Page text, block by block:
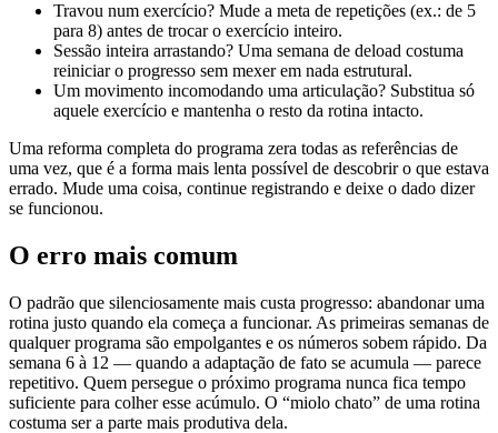
Travou num exercício? Mude a meta de repetições (ex.: de 5
para 8) antes de trocar o exercício inteiro.
Sessão inteira arrastando? Uma semana de deload costuma
reiniciar o progresso sem mexer em nada estrutural.
Um movimento incomodando uma articulação? Substitua só
aquele exercício e mantenha o resto da rotina intacto.
Uma reforma completa do programa zera todas as referências de
uma vez, que é a forma mais lenta possível de descobrir o que estava
errado. Mude uma coisa, continue registrando e deixe o dado dizer
se funcionou.
O erro mais comum
O padrão que silenciosamente mais custa progresso: abandonar uma
rotina justo quando ela começa a funcionar. As primeiras semanas de
qualquer programa são empolgantes e os números sobem rápido. Da
semana 6 à 12 — quando a adaptação de fato se acumula — parece
repetitivo. Quem persegue o próximo programa nunca fica tempo
suficiente para colher esse acúmulo. O “miolo chato” de uma rotina
costuma ser a parte mais produtiva dela.